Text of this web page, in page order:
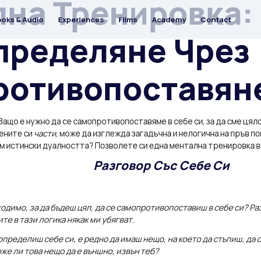
& Audio Experiences Films Academy Contact
Тренировка:
Чрез
е нужно да се самопротивопоставяме в себе си, за да сме
си части, може да изглежда загадъчна и нелогична на пръв
дуалността? Позволете си една ментална тренировка
Разговор Със Себе Си
за да бъдеш цял, да се самопротивопоставиш в себе си?
в тази логика някак ми убягват.
себе си, е редно да имаш нещо, на което да стъпиш, да
ли това нещо да е външно, извън теб?